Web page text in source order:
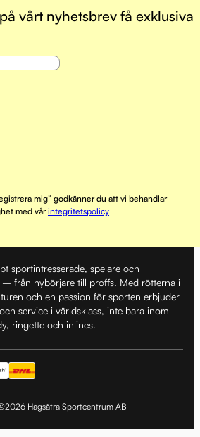
vårt nyhetsbrev få exklusiva
mig” godkänner du att vi behandlar
med vårintegritetspolicy
sportintresserade, spelare och
från nybörjare till proffs. Med rötterna i
och en passion för sporten erbjuder
service i världsklass, inte bara inom
ringette och inlines.
Hagsätra Sportcentrum AB